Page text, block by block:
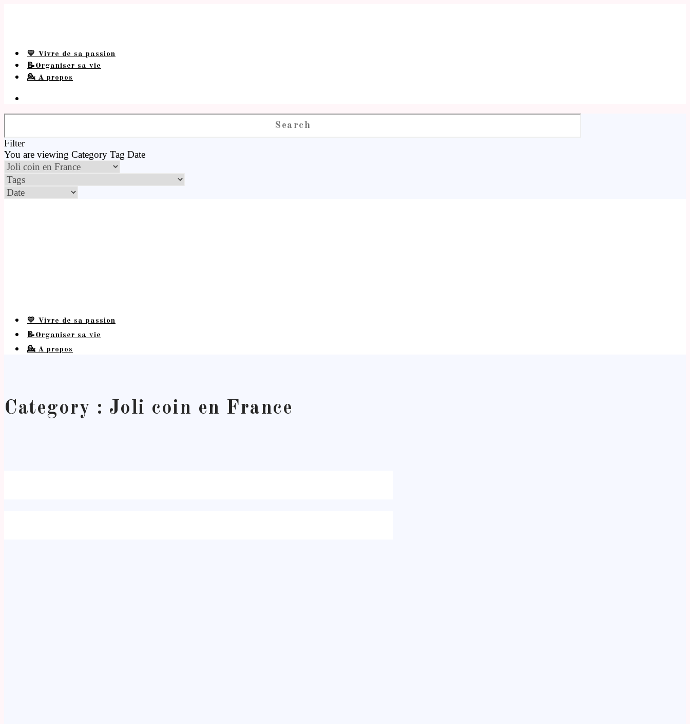
💛 Vivre de sa passion
📝Organiser sa vie
💁 A propos
Filter
You are viewing Category Tag Date
💛 Vivre de sa passion
📝Organiser sa vie
💁 A propos
Category : Joli coin en France